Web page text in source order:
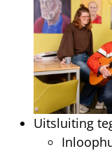
Uitsluiting